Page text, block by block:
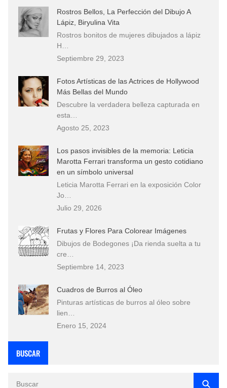
Rostros Bellos, La Perfección del Dibujo A
Lápiz, Biryulina Vita
Rostros bonitos de mujeres dibujados a lápiz
H…
Septiembre 29, 2023
Fotos Artísticas de las Actrices de Hollywood
Más Bellas del Mundo
Descubre la verdadera belleza capturada en
esta…
Agosto 25, 2023
Los pasos invisibles de la memoria: Leticia
Marotta Ferrari transforma un gesto cotidiano
en un símbolo universal
Leticia Marotta Ferrari en la exposición Color
Jo…
Julio 29, 2026
Frutas y Flores Para Colorear Imágenes
Dibujos de Bodegones ¡Da rienda suelta a tu
cre…
Septiembre 14, 2023
Cuadros de Burros al Óleo
Pinturas artísticas de burros al óleo sobre
lien…
Enero 15, 2024
BUSCAR